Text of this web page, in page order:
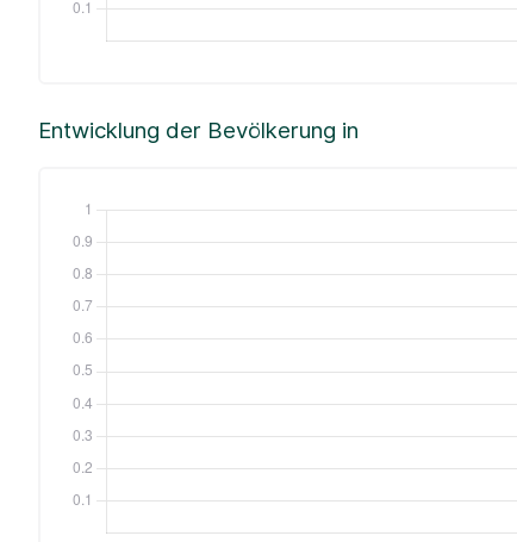
Entwicklung der Bevölkerung in